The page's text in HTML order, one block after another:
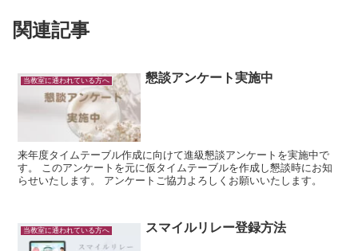
関連記事
当教室に通われている方へ 懇談アンケート実施中
来年度タイムテーブル作成に向けて進級懇談アンケートを実施中で
す。 このアンケートを元に仮タイムテーブルを作成し懇談時にお知
らせいたします。 アンケートご協力よろしくお願いいたします。
当教室に通われている方へ スマイルリレー登録方法